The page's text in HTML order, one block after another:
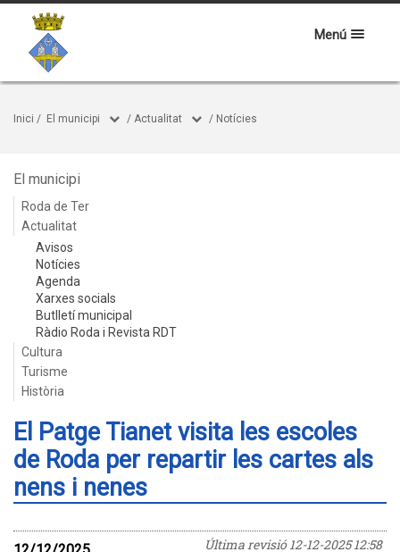
Menú
Inici / El municipi / Actualitat / Notícies
El municipi
Roda de Ter
Actualitat
Avisos
Notícies
Agenda
Xarxes socials
Butlletí municipal
Ràdio Roda i Revista RDT
Cultura
Turisme
Història
El Patge Tianet visita les escoles
de Roda per repartir les cartes als
nens i nenes
Última revisió12-12-2025 12:58